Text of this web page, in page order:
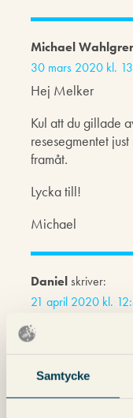
Samtycke
Michael
30 mars 2020 kl.
Hej Melker
Kul att du gillade
resesegmentet
framåt.
Lycka till!
Michael
Danielskriver:
21 april 2020 kl.
Fan va grymma ni
Letat länge efter
några andra prata
Jag håller precis